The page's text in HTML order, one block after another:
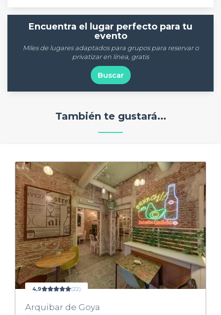
Encuentra el lugar perfecto para tu
evento
Miles de lugares adaptados para grupos para reservar o
privatizar en línea, gratis
Buscar
También te gustará...
4,9 (22)
Arquibar de Goya